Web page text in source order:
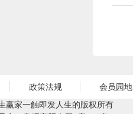
政策法规
会员园地
赢家一触即发人生的版权所有